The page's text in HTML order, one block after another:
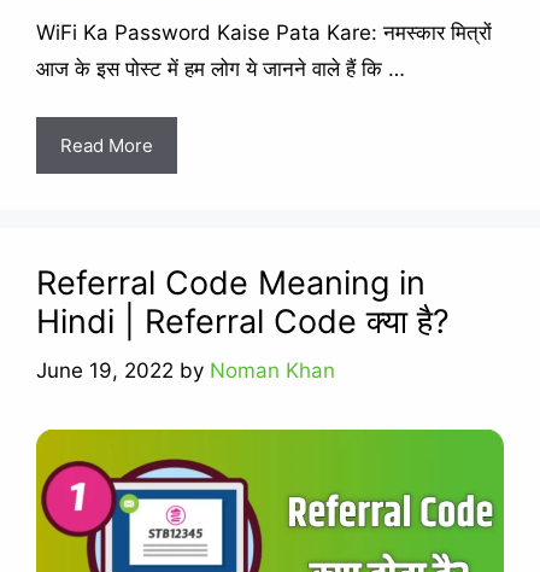
WiFi Ka Password Kaise Pata Kare: नमस्कार मित्रों
आज के इस पोस्ट में हम लोग ये जानने वाले हैं कि …
Read More
Referral Code Meaning in
Hindi | Referral Code क्या है?
June 19, 2022 by Noman Khan